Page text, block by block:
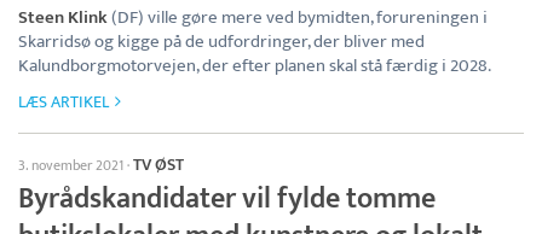
Steen Klink(DF) ville gøre mere ved bymidten, forureningen i
Skarridsø og kigge på de udfordringer, der bliver med
Kalundborgmotorvejen, der efter planen skal stå færdig i 2028.
LÆS ARTIKEL
3. november 2021·TV ØST
Byrådskandidater vil fylde tomme